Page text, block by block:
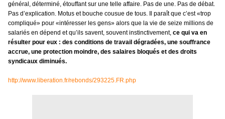
général, déterminé, étouffant sur une telle affaire. Pas de une. Pas de débat.
Pas d’explication. Motus et bouche cousue de tous. Il paraît que c’est «trop
compliqué» pour «intéresser les gens» alors que la vie de seize millions de
salariés en dépend et qu’ils savent, souvent instinctivement, ce qui va en
résulter pour eux : des conditions de travail dégradées, une souffrance
accrue, une protection moindre, des salaires bloqués et des droits
syndicaux diminués.
http://www.liberation.fr/rebonds/293225.FR.php